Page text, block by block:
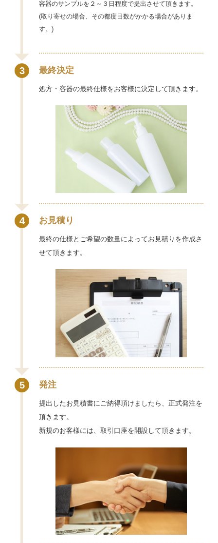
容器のサンプルを２～３日程度で提出させて頂きます。
(取り寄せの場合、その都度日数がかかる場合がありま
す。)
3 最終決定
処方・容器の最終仕様をお客様に決定して頂きます。
4 お見積り
最終の仕様とご希望の数量によってお見積りを作成さ
せて頂きます。
5 発注
提出したお見積書にご納得頂けましたら、正式発注を
頂きます。
新規のお客様には、取引口座を開設して頂きます。